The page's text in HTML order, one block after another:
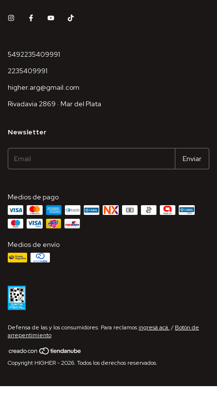
5492235409991
2235409991
higher.arg@gmail.com
Rivadavia 2869 · Mar del Plata
Newsletter
Medios de pago
Medios de envío
Defensa de las y los consumidores. Para reclamosingresá acá. / Botón de
arrepentimiento
Copyright HIGHER - 2026. Todos los derechos reservados.